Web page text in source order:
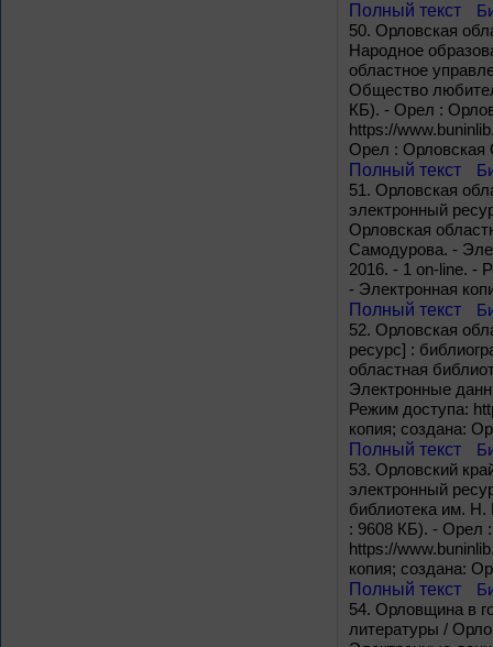
Полный текст
50. Орловская
Народное
областное
Общество
КБ). - Орел :
https://
Орел :
Полный текст
51. Орловская
электронный
Орловская
Самодурова. -
2016. - 1 on-line. -
- Электронная
Полный текст
52. Орловская
ресурс] :
областная
Электронные
Режим доступа:
копия; создана:
Полный текст
53. Орловский
электронный
библиотека им. Н.
: 9608 КБ). - Орел
https://
копия; создана:
Полный текст
54. Орловщина в
литературы /